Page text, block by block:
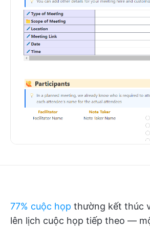
77% cuộc họp thường kết thúc
lên lịch cuộc họp tiếp theo —